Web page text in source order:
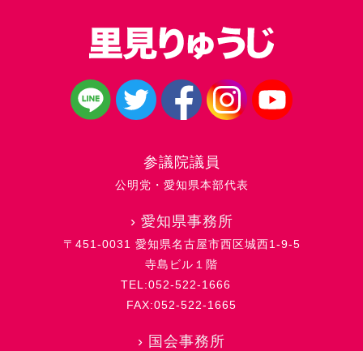
参議院議員
公明党・愛知県本部代表
› 愛知県事務所
〒451-0031 愛知県名古屋市西区城西1-9-5
寺島ビル１階
TEL:052-522-1666
FAX:052-522-1665
› 国会事務所